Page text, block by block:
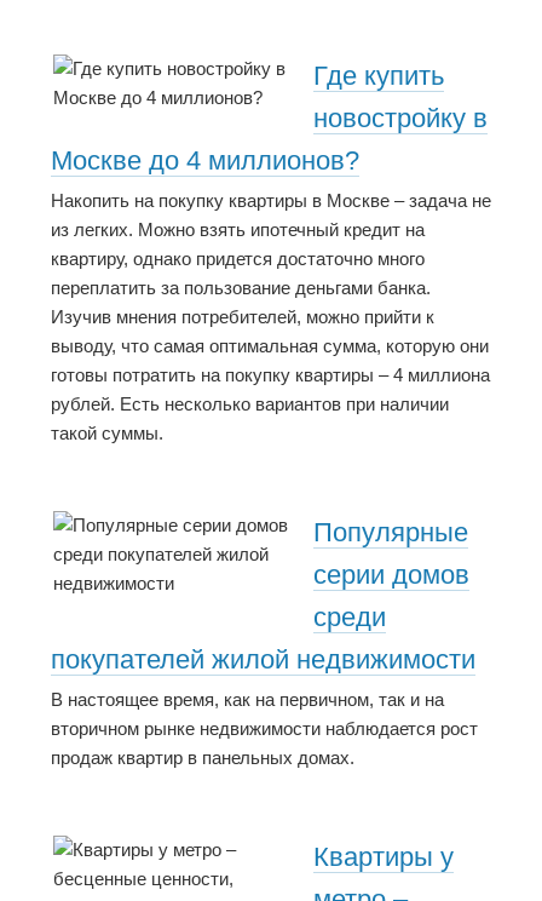
Где купить
новостройку в
Москве до 4 миллионов?
Накопить на покупку квартиры в Москве – задача не
из легких. Можно взять ипотечный кредит на
квартиру, однако придется достаточно много
переплатить за пользование деньгами банка.
Изучив мнения потребителей, можно прийти к
выводу, что самая оптимальная сумма, которую они
готовы потратить на покупку квартиры – 4 миллиона
рублей. Есть несколько вариантов при наличии
такой суммы.
Популярные
серии домов
среди
покупателей жилой недвижимости
В настоящее время, как на первичном, так и на
вторичном рынке недвижимости наблюдается рост
продаж квартир в панельных домах.
Квартиры у